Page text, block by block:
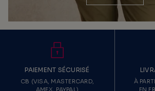
PAIEMENT SÉCURISÉ
CB (VISA, MASTERCARD,
À